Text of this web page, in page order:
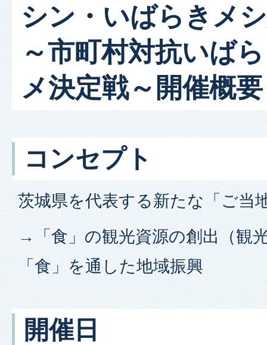
シン・いばらきメ
～市町村対抗いば
メ決定戦～開催概要
コンセプト
茨城県を代表する新たな「ご当
→「食」の観光資源の創出（観
「食」を通した地域振興
開催日